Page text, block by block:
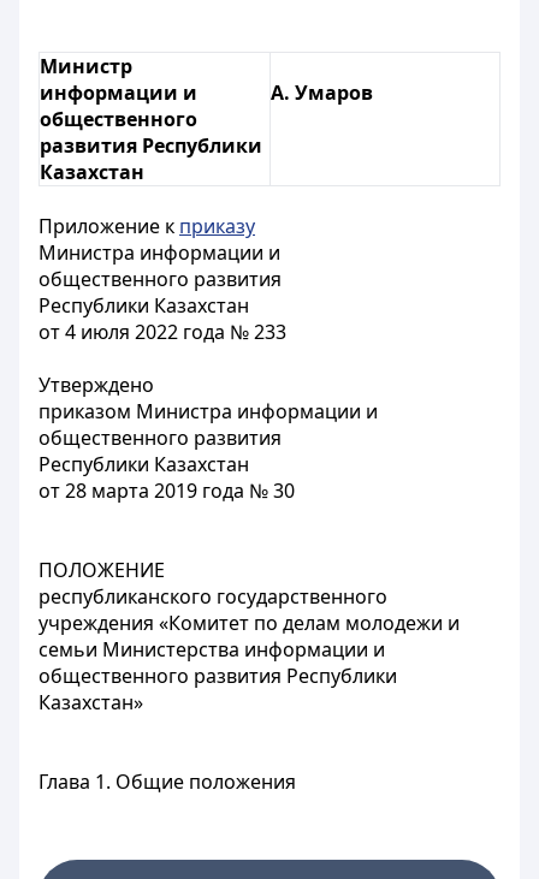
Министр
информации и
общественного
развития Республики
Казахстан
А. Умаров
Приложение к приказу
Министра информации и
общественного развития
Республики Казахстан
от 4 июля 2022 года № 233
Утверждено
приказом Министра информации и
общественного развития
Республики Казахстан
от 28 марта 2019 года № 30
ПОЛОЖЕНИЕ
республиканского государственного
учреждения «Комитет по делам молодежи и
семьи Министерства информации и
общественного развития Республики
Казахстан»
Глава 1. Общие положения